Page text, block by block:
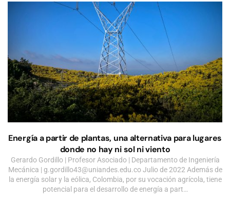
Energía a partir de plantas, una alternativa para lugares
donde no hay ni sol ni viento
Gerardo Gordillo | Profesor Asociado | Departamento de Ingeniería
Mecánica | g.gordillo43@uniandes.edu.coJulio de 2022 Además de
la energía solar y la eólica, Colombia, por su vocación agrícola, tiene
potencial para el desarrollo de energía a part…